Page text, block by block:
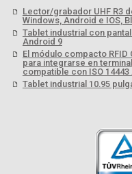
Lector/grabador UHF R3
Windows, Android e IOS,
Tablet industrial con
Android 9
El módulo compacto RFID
para integrarse en
compatible con ISO 14443
Tablet industrial 10.95